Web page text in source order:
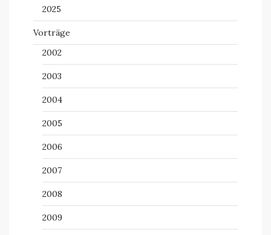
2025
Vorträge
2002
2003
2004
2005
2006
2007
2008
2009